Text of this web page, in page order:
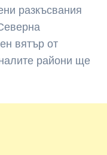
разкъсвания
вятър от
райони ще